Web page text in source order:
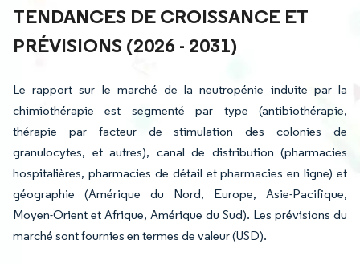
TENDANCES DE CROISSANCE ET
PRÉVISIONS (2026 - 2031)
Le rapport sur le marché de la neutropénie induite par la
chimiothérapie est segmenté par type (antibiothérapie,
thérapie par facteur de stimulation des colonies de
granulocytes, et autres), canal de distribution (pharmacies
hospitalières, pharmacies de détail et pharmacies en ligne) et
géographie (Amérique du Nord, Europe, Asie-Pacifique,
Moyen-Orient et Afrique, Amérique du Sud). Les prévisions du
marché sont fournies en termes de valeur (USD).